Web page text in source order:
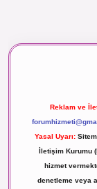
Reklam ve
Yasal Uyarı:
İletişim Kurumu
hizmet
denetleme veya